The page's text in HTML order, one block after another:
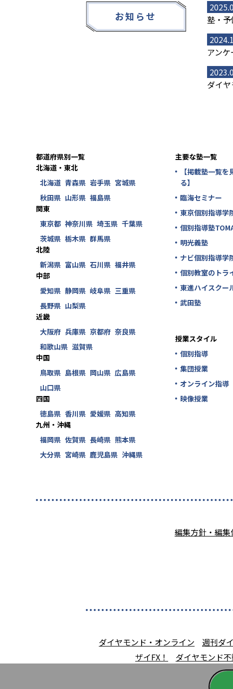
お知らせ
塾・
アン
ダイ
都道府県別一覧
北海道・東北
北海道 青森県 岩手県 宮城県
秋田県 山形県 福島県
関東
東京都 神奈川県 埼玉県 千葉県
茨城県 栃木県 群馬県
北陸
新潟県 富山県 石川県 福井県
中部
愛知県 静岡県 岐阜県 三重県
長野県 山梨県
近畿
大阪府 兵庫県 京都府 奈良県
和歌山県 滋賀県
中国
鳥取県 島根県 岡山県 広島県
山口県
四国
徳島県 香川県 愛媛県 高知県
九州・沖縄
福岡県 佐賀県 長崎県 熊本県
大分県 宮崎県 鹿児島県 沖縄県
主要な塾一覧
【掲載塾一覧を
る】
臨海セミナー
東京個別指導学
個別指導塾
明光義塾
ナビ個別指導学
個別教室のトラ
東進ハイスクー
武田塾
授業スタイル
個別指導
集団授業
オンライン指導
映像授業
編集方針・編集
ダイヤモンド・オンライン 週刊ダ
ザイFX！
ダイヤモンド